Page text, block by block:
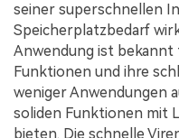
seiner superschnellen
Speicherplatzbedarf
Anwendung ist
Funktionen und ihre
weniger Anwendungen
soliden Funktionen mit
bieten. Die schnelle